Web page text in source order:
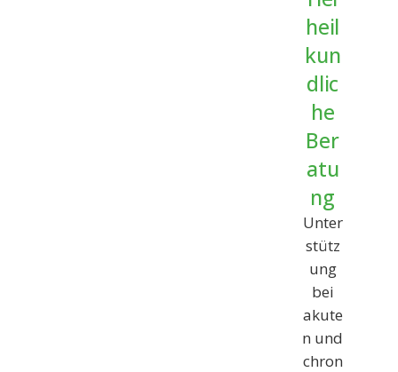
heil
kun
dlic
he
Ber
atu
ng
Unter
stütz
ung
bei
akute
n und
chron